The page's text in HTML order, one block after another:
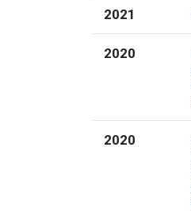
2021
2020
2020